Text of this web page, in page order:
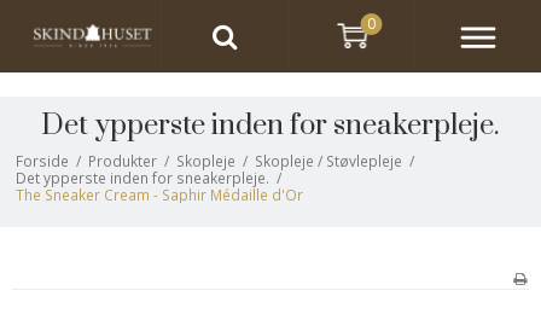
Det ypperste inden for sneakerpleje.
Forside / Produkter / Skopleje / Skopleje / Støvlepleje /
Det ypperste inden for sneakerpleje. /
The Sneaker Cream - Saphir Médaille d'Or
0